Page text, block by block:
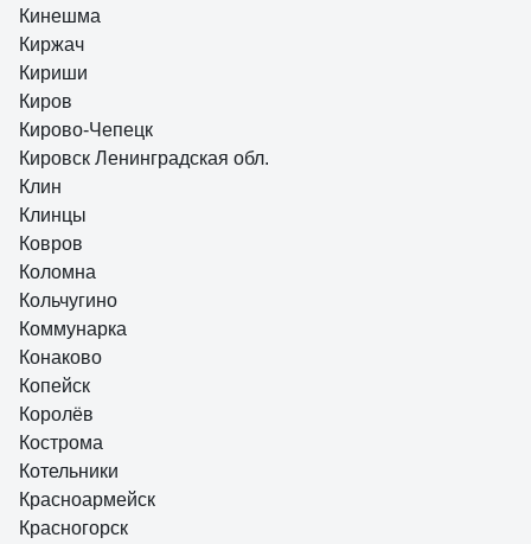
Кинешма
Киржач
Кириши
Киров
Кирово-Чепецк
Кировск Ленинградская обл.
Клин
Клинцы
Ковров
Коломна
Кольчугино
Коммунарка
Конаково
Копейск
Королёв
Кострома
Котельники
Красноармейск
Красногорск